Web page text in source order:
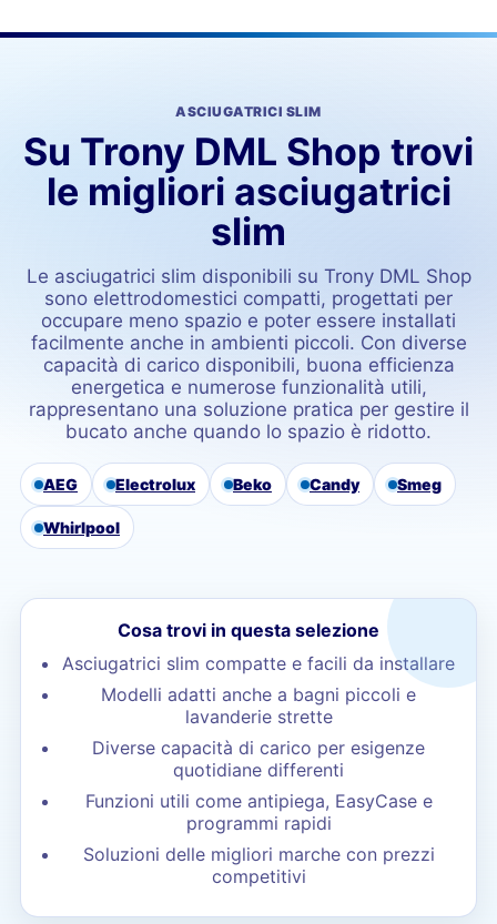
ASCIUGATRICI SLIM
Su Trony DML Shop trovi
le migliori asciugatrici
slim
Le asciugatrici slim disponibili su Trony DML Shop
sono elettrodomestici compatti, progettati per
occupare meno spazio e poter essere installati
facilmente anche in ambienti piccoli. Con diverse
capacità di carico disponibili, buona efficienza
energetica e numerose funzionalità utili,
rappresentano una soluzione pratica per gestire il
bucato anche quando lo spazio è ridotto.
AEG Electrolux Beko Candy Smeg
Whirlpool
Cosa trovi in questa selezione
Asciugatrici slim compatte e facili da installare
Modelli adatti anche a bagni piccoli e
lavanderie strette
Diverse capacità di carico per esigenze
quotidiane differenti
Funzioni utili come antipiega, EasyCase e
programmi rapidi
Soluzioni delle migliori marche con prezzi
competitivi